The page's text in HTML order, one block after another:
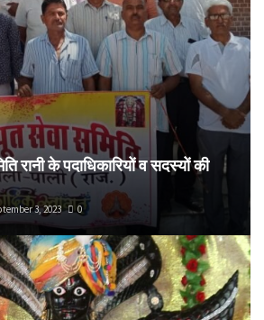
रानी के पदाधिकारियों व सदस्यों की
3, 2023 0